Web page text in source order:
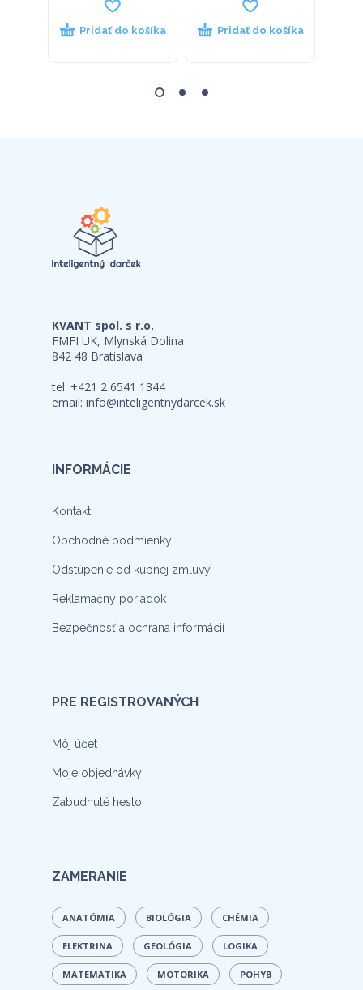
Pridať do košíka Pridať do košíka
KVANT spol. s r.o.
FMFI UK, Mlynská Dolina
842 48 Bratislava
tel: +421 2 6541 1344
email: info@inteligentnydarcek.sk
INFORMÁCIE
Kontakt
Obchodné podmienky
Odstúpenie od kúpnej zmluvy
Reklamačný poriadok
Bezpečnosť a ochrana informácií
PRE REGISTROVANÝCH
Môj účet
Moje objednávky
Zabudnuté heslo
ZAMERANIE
ANATÓMIA BIOLÓGIA CHÉMIA
ELEKTRINA GEOLÓGIA LOGIKA
MATEMATIKA MOTORIKA POHYB